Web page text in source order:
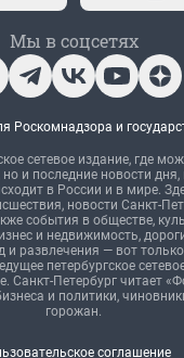
Мы в соцсетях
Роскомнадзора и
сетевое издание, где
но и последние новости
в России и в мире.
новости Санкт-
события в обществе,
и недвижимость,
и развлечения — вот
петербургское
Санкт-Петербург читает
и политики,
горожан.
соглашение